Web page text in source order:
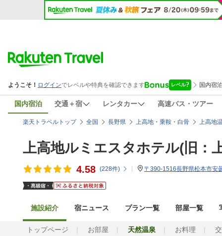
国内宿泊 交通＋宿 レンタカー 高速バス・ツアー
楽天トラベルトップ 全国 長野県 上高地・乗鞍・白骨 上高地
上高地ルミエスタホテル(旧：
4.58 (228件) 〒390-1516長野県松本市安
施設紹介 宿ニュース プラン一覧 部屋一覧
トップページ お部屋 天然温泉 お料理